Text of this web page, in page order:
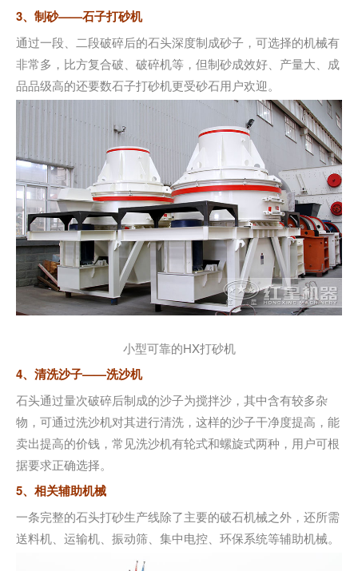
3、制砂——石子打砂机
通过一段、二段破碎后的石头深度制成砂子，可选择的机械有
非常多，比方复合破、破碎机等，但制砂成效好、产量大、成
品品级高的还要数石子打砂机更受砂石用户欢迎。
小型可靠的HX打砂机
4、清洗沙子——洗沙机
石头通过量次破碎后制成的沙子为搅拌沙，其中含有较多杂
物，可通过洗沙机对其进行清洗，这样的沙子干净度提高，能
卖出提高的价钱，常见洗沙机有轮式和螺旋式两种，用户可根
据要求正确选择。
5、相关辅助机械
一条完整的石头打砂生产线除了主要的破石机械之外，还所需
送料机、运输机、振动筛、集中电控、环保系统等辅助机械。